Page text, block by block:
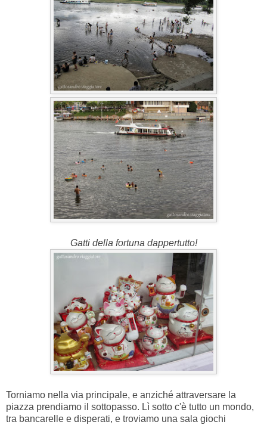
Gatti della fortuna dappertutto!
Torniamo nella via principale, e anziché attraversare la
piazza prendiamo il sottopasso. Lì sotto c'è tutto un mondo,
tra bancarelle e disperati, e troviamo una sala giochi